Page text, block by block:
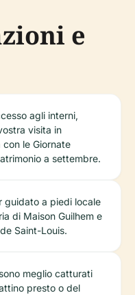
e
agli interni,
visita in
le Giornate
a settembre.
guidato a piedi locale
di Maison Guilhem e
Saint-Louis.
meglio catturati
presto o del